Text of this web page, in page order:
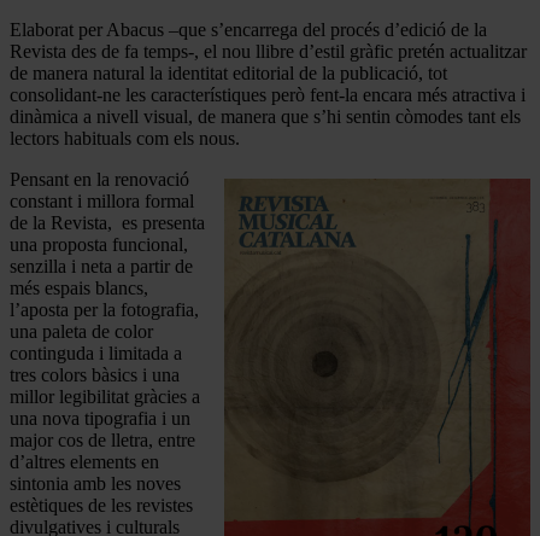
Elaborat per Abacus –que s’encarrega del procés d’edició de la
Revista des de fa temps-, el nou llibre d’estil gràfic pretén actualitzar
de manera natural la identitat editorial de la publicació, tot
consolidant-ne les característiques però fent-la encara més atractiva i
dinàmica a nivell visual, de manera que s’hi sentin còmodes tant els
lectors habituals com els nous.
Pensant en la renovació
constant i millora formal
de la Revista, es presenta
una proposta funcional,
senzilla i neta a partir de
més espais blancs,
l’aposta per la fotografia,
una paleta de color
continguda i limitada a
tres colors bàsics i una
millor legibilitat gràcies a
una nova tipografia i un
major cos de lletra, entre
d’altres elements en
sintonia amb les noves
estètiques de les revistes
divulgatives i culturals